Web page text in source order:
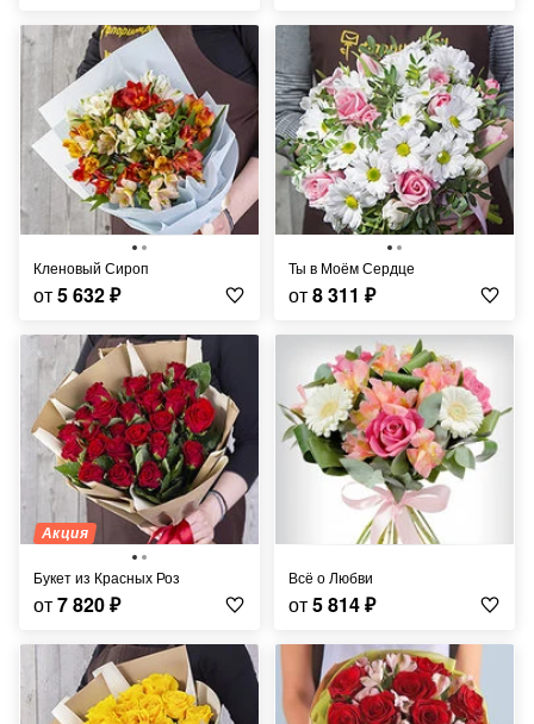
Кленовый Сироп
от5 632₽
Ты в Моём Сердце
от8 311 ₽
Акция
Букет из Красных Роз
от7 820₽
Всё о Любви
от5 814₽